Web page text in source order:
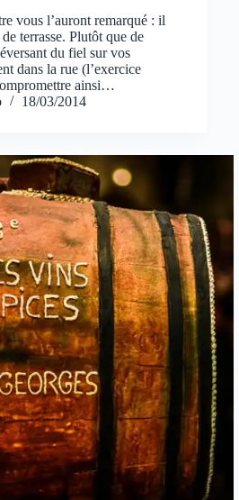
vous l’auront remarqué : il
terrasse. Plutôt que de
du fiel sur vos
dans la rue (l’exercice
ainsi…
18/03/2014